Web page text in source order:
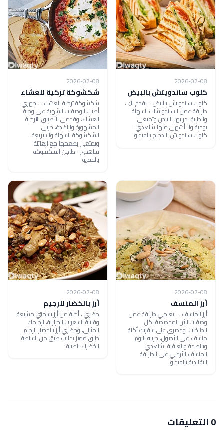
2026-07-08
كلوب ساندويتش بالبيض
كلوب ساندويتش بالبيض .. نقدم لكِ ،
طريقة عمل الساندويشات السهلة
والطيبة، جربيها بالبيض وتمتعي
بوجبة ولا أشهى منها شاهدي:
كلوب ساندويش بالدجاج بالفيديو
2026-07-08
شكشوكة تركية للعشاء
شكشوكة تركية للعشاء ... جهزي
أطيب الوصفات الشهية على وجبة
العشاء، وقدمي الأطباق التركية
المشهورة واللذيذة، جربي
الشكشوكة السهلة والسريعة،
وتمتعي بطعمها مع العائلة
شاهدي: طاجن الشكشوكة
بالفيديو
2026-07-08
أرز المنسف
أرز المنسف ... تعلمي طريقة عمل
وصفات الأرز المخصصة لكل
الطبخات، وحضري على سفرتك أكلة
منسف على الأصول، جربيه اليوم
وبالصحة والعافية شاهدي:
المنسف الأردني على الطريقة
التقليدية بالفيديو
2026-07-08
أرز بالخضار للرجيم
حضري ، أكلة من أرز بسمتي مشبعة
وقليلة السعرات الحرارية، لرجيمك
المثالي، وحضري أرز بالخضار للرجيم،
طبق مميز بجانب طبق من السلطة
الخضراء الطيبة
0 التعليقات